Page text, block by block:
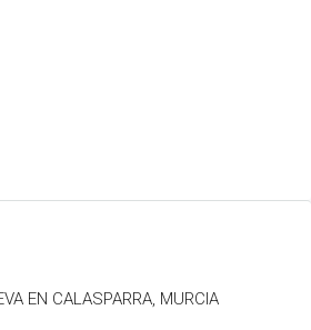
EN CALASPARRA, MURCIA